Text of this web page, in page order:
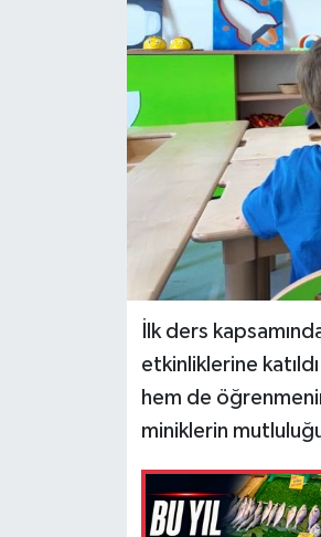
İlk ders
etkinliklerine
hem de
miniklerin